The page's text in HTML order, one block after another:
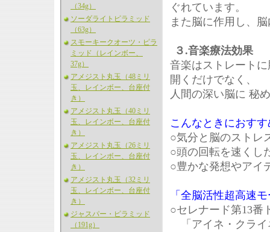
（34g）
ソーダライトピラミッド
（63g）
スモーキークオーツ・ピラ
ミッド（レインボー、
37g）
アメジスト丸玉（48ミリ
玉、レインボー、台座付
き）
アメジスト丸玉（40ミリ
玉、レインボー、台座付
き）
アメジスト丸玉（26ミリ
玉、レインボー、台座付
き）
アメジスト丸玉（32ミリ
玉、レインボー、台座付
き）
ジャスパー・ピラミッド
（191g）
ぐれています。
また脳に作用し、
３.音楽療法効果
音楽はストレート
開くだけでなく、
人間の深い脳に 秘
こんなときにおす
○気分と脳のストレ
○頭の回転を速くし
○豊かな発想やアイ
「全脳活性超高速
○セレナード第13番
「アイネ・クライ